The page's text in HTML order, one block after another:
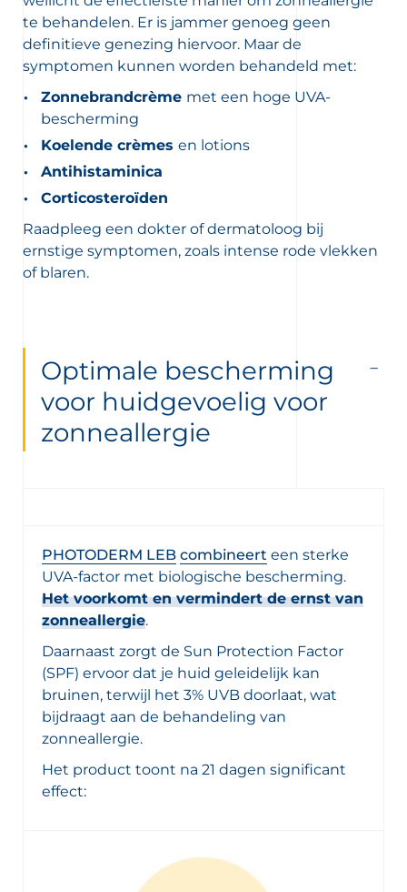
te behandelen. Er is jammer genoeg geen
definitieve genezing hiervoor. Maar de
symptomen kunnen worden behandeld met:
Zonnebrandcrème met een hoge UVA-
bescherming
Koelende crèmes en lotions
Antihistaminica
Corticosteroïden
Raadpleeg een dokter of dermatoloog bij
ernstige symptomen, zoals intense rode vlekken
of blaren.
Optimale bescherming
voor huidgevoelig voor
zonneallergie
PHOTODERM LEB combineert een sterke
UVA-factor met biologische bescherming.
Het voorkomt en vermindert de ernst van
zonneallergie.
Daarnaast zorgt de Sun Protection Factor
(SPF) ervoor dat je huid geleidelijk kan
bruinen, terwijl het 3% UVB doorlaat, wat
bijdraagt aan de behandeling van
zonneallergie.
Het product toont na 21 dagen significant
effect: